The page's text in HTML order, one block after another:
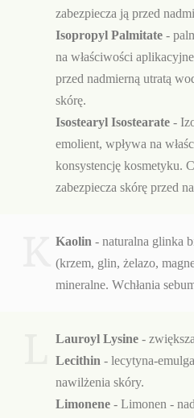
zabezpiecza ją przed
Isopropyl Palmitate -
na właściwości
przed nadmierną utratą
skórę.
Isostearyl Isostearate -
emolient, wpływa na
konsystencję kosmetyku.
zabezpiecza skórę przed
Kaolin - naturalna glinka
(krzem, glin, żelazo,
mineralne. Wchłania
Lauroyl Lysine -
Lecithin - lecytyna-
nawilżenia skóry.
Limonene - Limonen -